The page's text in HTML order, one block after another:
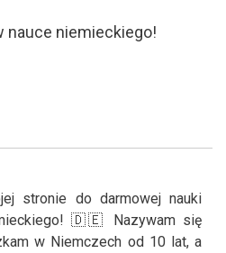
nauce niemieckiego!
stronie do darmowej nauki
🇩🇪 Nazywam się
w Niemczech od 10 lat, a